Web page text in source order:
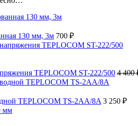
130 мм, 3м 700 ₽
TEPLOCOM ST-222/500 4 400
TEPLOCOM TS-2AA/8A 3 250 ₽